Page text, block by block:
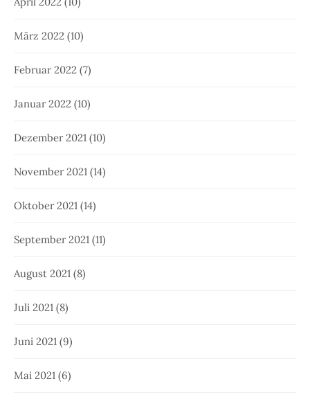
März 2022 (10)
Februar 2022 (7)
Januar 2022 (10)
Dezember 2021 (10)
November 2021 (14)
Oktober 2021 (14)
September 2021 (11)
August 2021 (8)
Juli 2021 (8)
Juni 2021 (9)
Mai 2021 (6)